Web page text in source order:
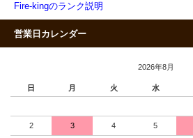
Fire-kingのランク説明
営業日カレンダー
2026年8月
日 月 火 水
2 3 4 5